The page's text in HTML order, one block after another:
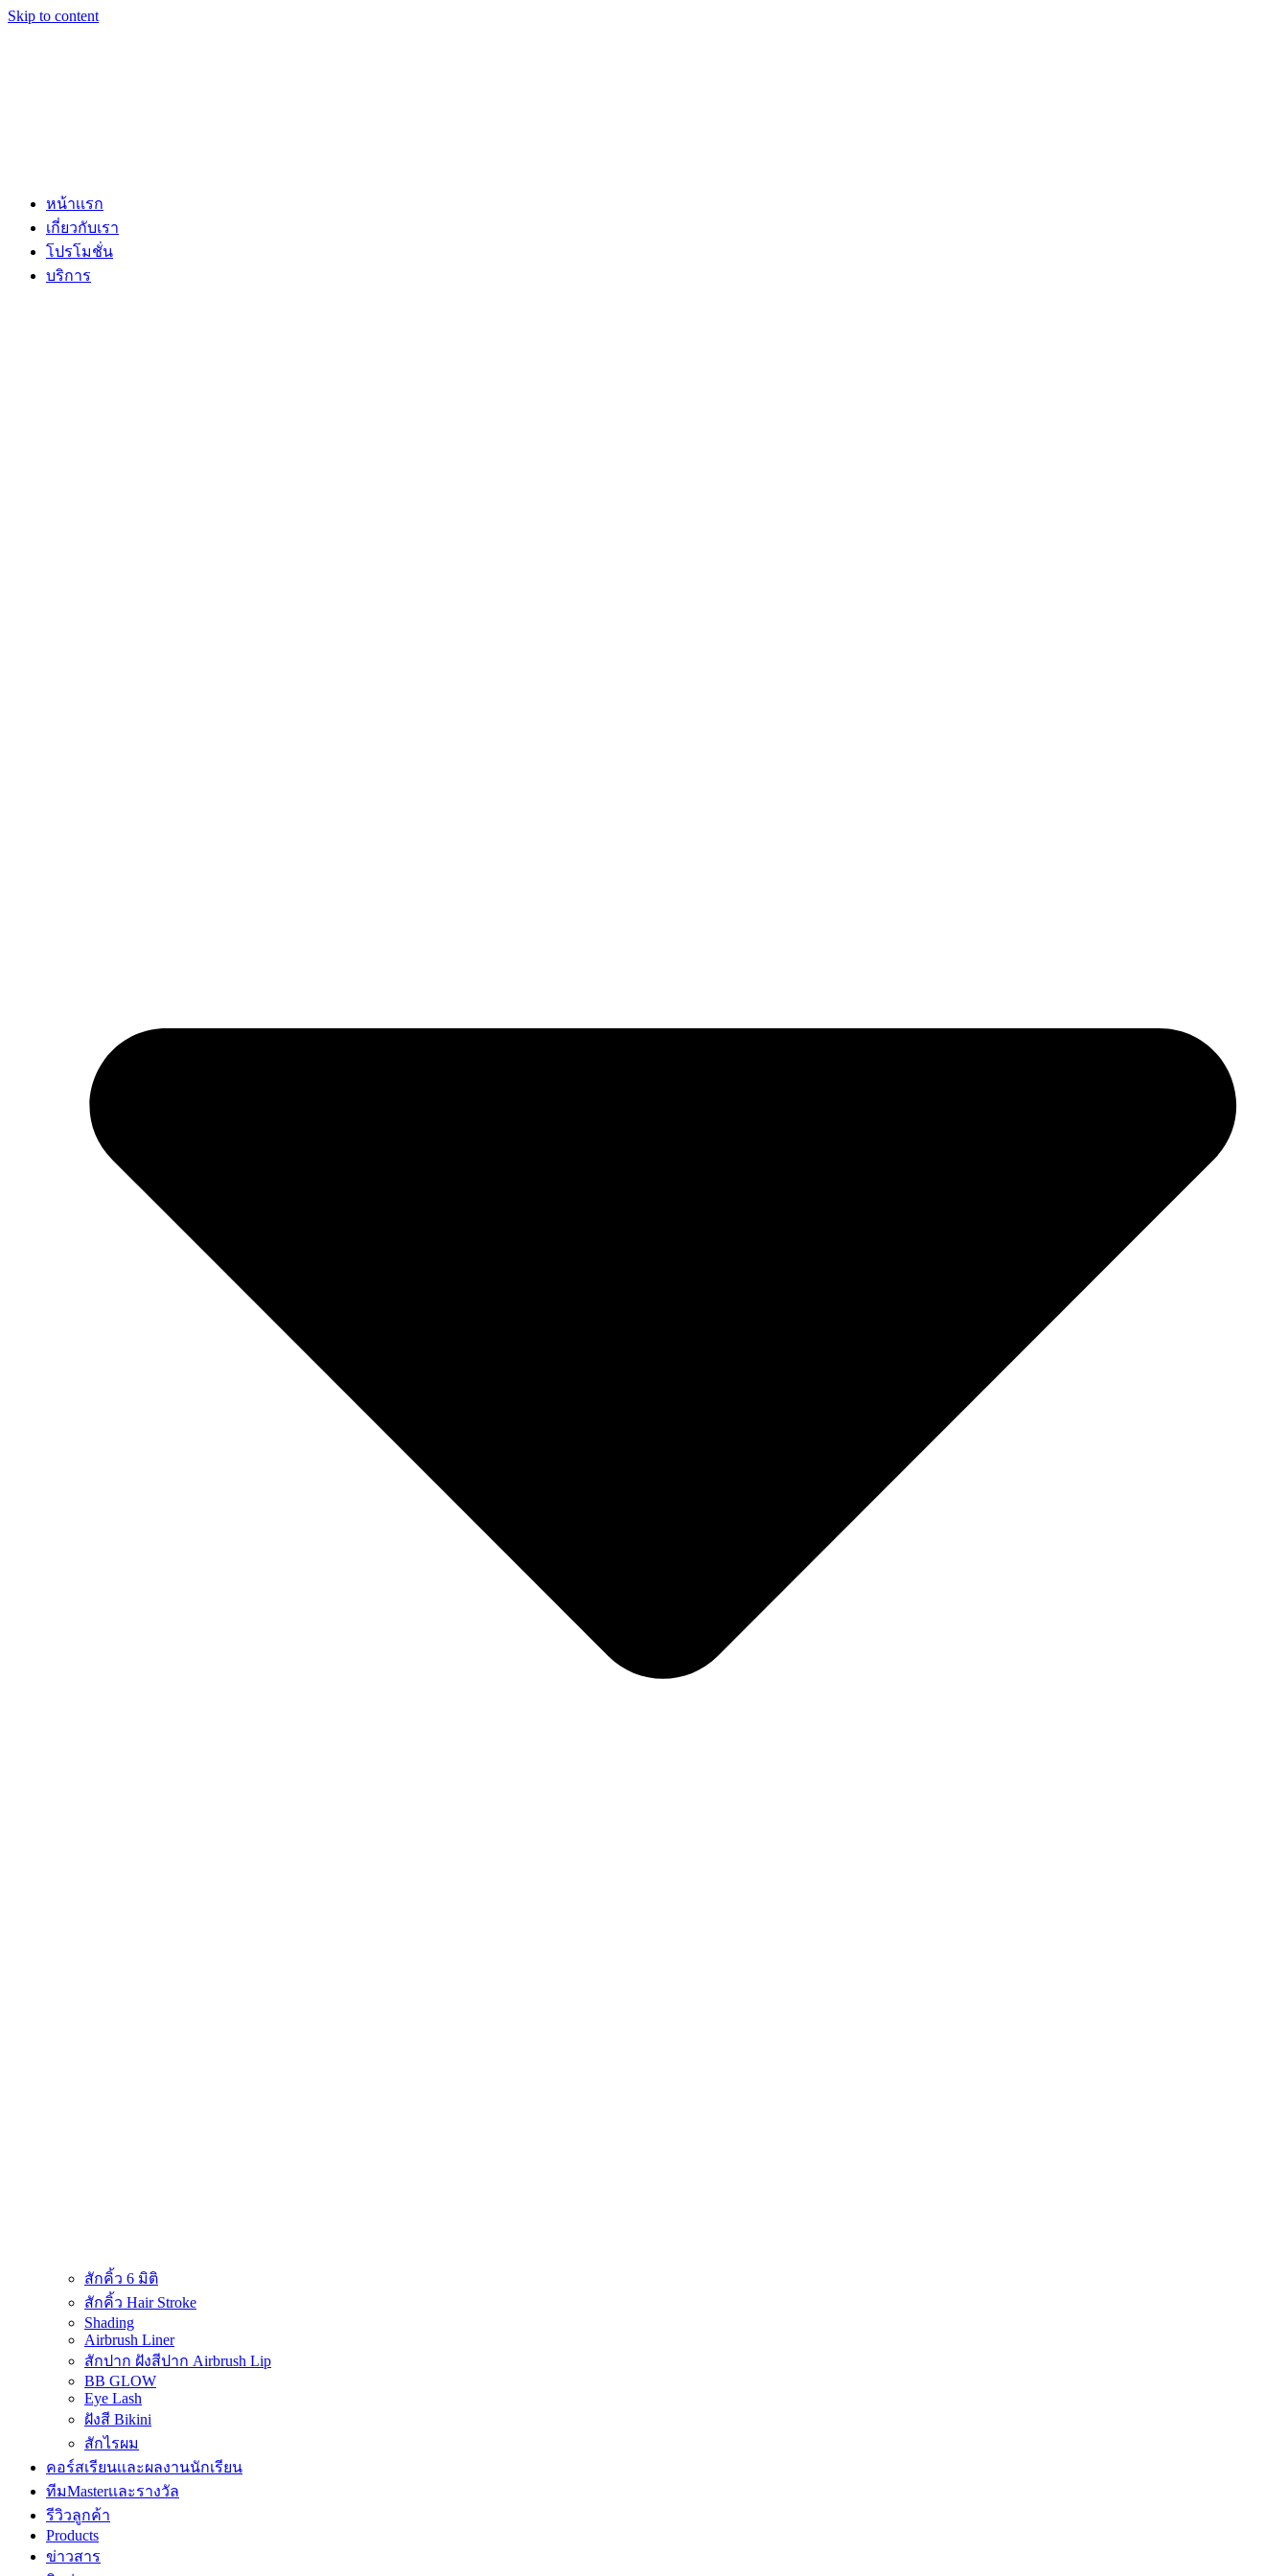
Skip to content
หน้าเเรก
เกี่ยวกับเรา
โปรโมชั่น
บริการ
สักคิ้ว 6 มิติ
สักคิ้ว Hair Stroke
Shading
Airbrush Liner
สักปาก ฝังสีปาก Airbrush Lip
BB GLOW
Eye Lash
ฝังสี Bikini
สักไรผม
คอร์สเรียนเเละผลงานนักเรียน
ทีมMasterเเละรางวัล
รีวิวลูกค้า
Products
ข่าวสาร